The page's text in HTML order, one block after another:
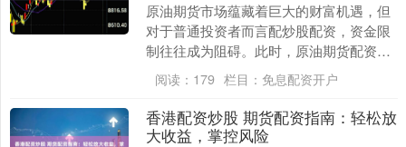
原油期货市场蕴藏着巨大的财富机遇，但
对于普通投资者而言配炒股配资，资金限
制往往成为阻碍。此时，原油期货配资便
成为一种有效的解决方案。 为了帮助投资
者找到最适合自....
阅读： 179 栏目： 免息配资开户
香港配资炒股 期货配资指南：轻松放
大收益，掌控风险